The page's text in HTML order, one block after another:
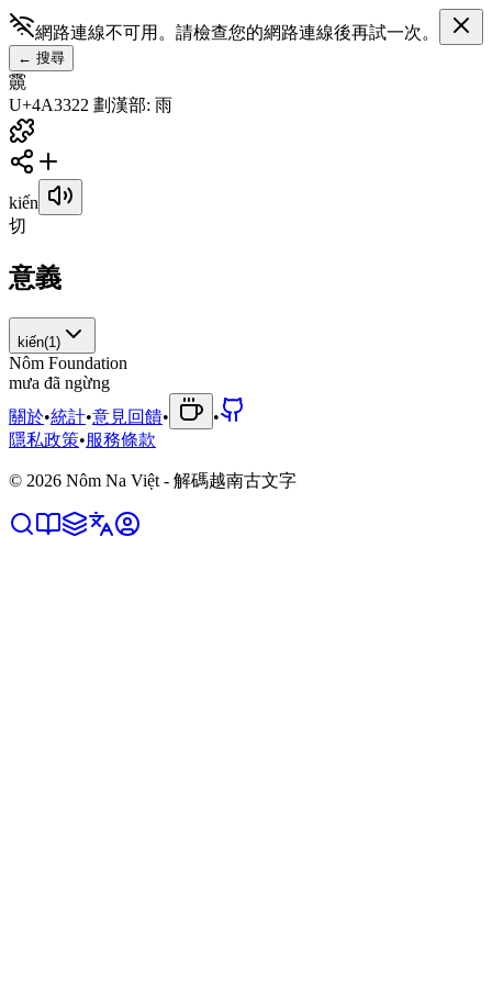
網路連線不可用。請檢查您的網路連線後再試一次。
← 搜尋
䨳
U+4A3322 劃漢部: 雨
kiến
切
意義
kiến(1 )
Nôm Foundation
mưa đã ngừng
關於•統計•意見回饋•
•
隱私政策•服務條款
© 2026 Nôm Na Việt - 解碼越南古文字